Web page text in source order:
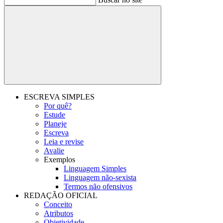
Buscar
ESCREVA SIMPLES
Por quê?
Estude
Planeje
Escreva
Leia e revise
Avalie
Exemplos
Linguagem Simples
Linguagem não-sexista
Termos não ofensivos
REDAÇÃO OFICIAL
Conceito
Atributos